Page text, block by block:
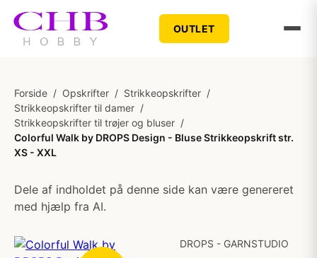
OUTLET
Forside / Opskrifter / Strikkeopskrifter /
Strikkeopskrifter til damer /
Strikkeopskrifter til trøjer og bluser /
Colorful Walk by DROPS Design - Bluse Strikkeopskrift str.
XS - XXL
Dele af indholdet på denne side kan være genereret
med hjælp fra AI.
DROPS - GARNSTUDIO